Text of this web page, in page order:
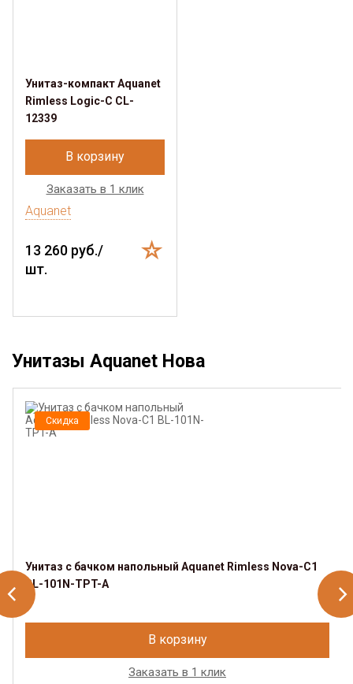
Унитаз-компакт Aquanet
Rimless Logic-C CL-
12339
В корзину
Заказать в 1 клик
Aquanet
13 260 руб./
шт.
Унитазы Aquanet Нова
Скидка
Унитаз с бачком напольный Aquanet Rimless Nova-C1
BL-101N-TPT-A
В корзину
Заказать в 1 клик